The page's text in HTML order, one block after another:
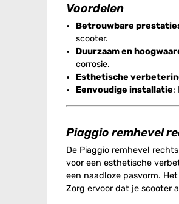
Voordelen
Betrouwbare
scooter.
Duurzaam en
corrosie.
Esthetische
Eenvoudige installatie:
Piaggio remhevel
De Piaggio remhevel
voor een esthetische
een naadloze pasvorm.
Zorg ervoor dat je scooter